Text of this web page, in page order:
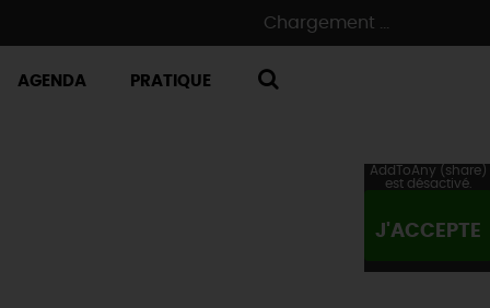
Chargement ...
AGENDA PRATIQUE
AddToAny (share)
est désactivé.
J'ACCEPTE